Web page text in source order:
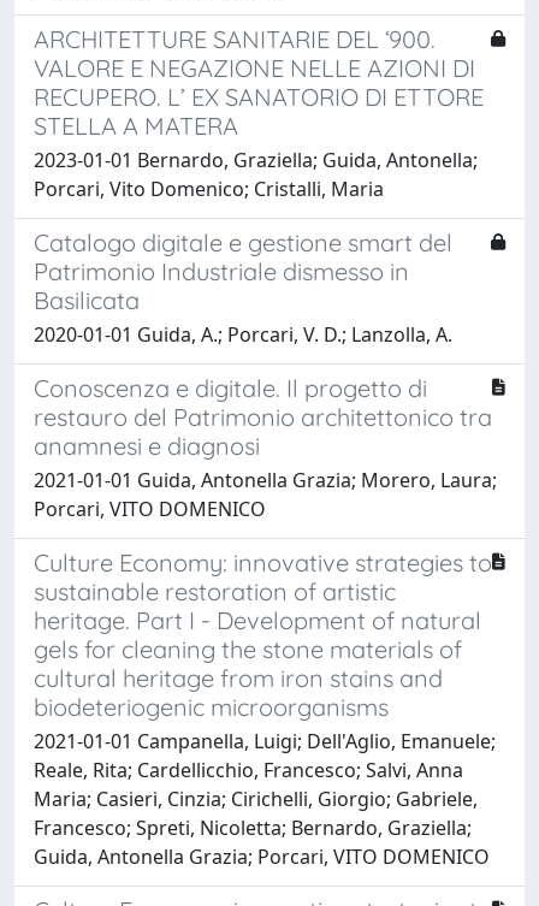
ARCHITETTURE SANITARIE DEL ‘900.
VALORE E NEGAZIONE NELLE AZIONI DI
RECUPERO. L’ EX SANATORIO DI ETTORE
STELLA A MATERA
2023-01-01 Bernardo, Graziella; Guida, Antonella;
Porcari, Vito Domenico; Cristalli, Maria
Catalogo digitale e gestione smart del
Patrimonio Industriale dismesso in
Basilicata
2020-01-01 Guida, A.; Porcari, V. D.; Lanzolla, A.
Conoscenza e digitale. Il progetto di
restauro del Patrimonio architettonico tra
anamnesi e diagnosi
2021-01-01 Guida, Antonella Grazia; Morero, Laura;
Porcari, VITO DOMENICO
Culture Economy: innovative strategies to
sustainable restoration of artistic
heritage. Part I - Development of natural
gels for cleaning the stone materials of
cultural heritage from iron stains and
biodeteriogenic microorganisms
2021-01-01 Campanella, Luigi; Dell'Aglio, Emanuele;
Reale, Rita; Cardellicchio, Francesco; Salvi, Anna
Maria; Casieri, Cinzia; Cirichelli, Giorgio; Gabriele,
Francesco; Spreti, Nicoletta; Bernardo, Graziella;
Guida, Antonella Grazia; Porcari, VITO DOMENICO